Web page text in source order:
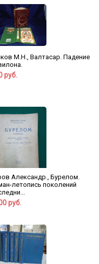
М.Н., Валтасар. Падение
руб.
Александр., Бурелом.
летопись поколений
руб.